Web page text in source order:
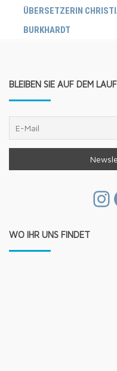
ÜBERSETZERIN
BURKHARDT
BLEIBEN SIE AUF DEM
WO IHR UNS FINDET